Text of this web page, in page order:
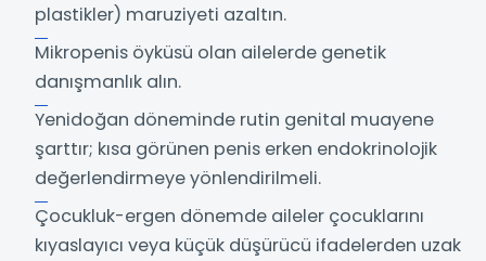
plastikler) maruziyeti azaltın.
Mikropenis öyküsü olan ailelerde genetik
danışmanlık alın.
Yenidoğan döneminde rutin genital muayene
şarttır; kısa görünen penis erken endokrinolojik
değerlendirmeye yönlendirilmeli.
Çocukluk-ergen dönemde aileler çocuklarını
kıyaslayıcı veya küçük düşürücü ifadelerden uzak